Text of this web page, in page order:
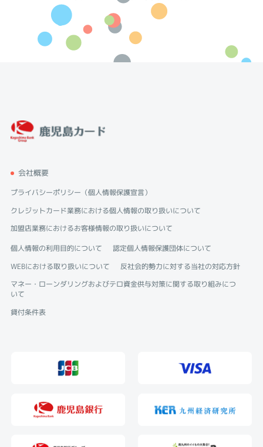
会社概要
プライバシーポリシー（個人情報保護宣言）
クレジットカード業務における個人情報の取り扱いについて
加盟店業務におけるお客様情報の取り扱いについて
個人情報の利用目的について
認定個人情報保護団体について
WEBにおける取り扱いについて
反社会的勢力に対する当社の対応方針
マネー・ローンダリングおよびテロ資金供与対策に関する取り組みにつ
いて
貸付条件表